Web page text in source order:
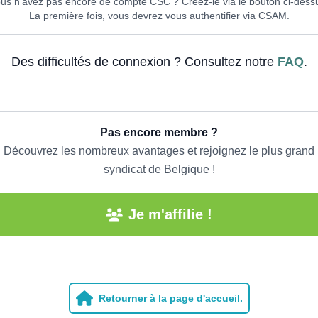
La première fois, vous devrez vous authentifier via CSAM.
Des difficultés de connexion ? Consultez notre FAQ.
Pas encore membre ?
Découvrez les nombreux avantages et rejoignez le plus grand
syndicat de Belgique !
Je m'affilie !
Retourner à la page d'accueil.